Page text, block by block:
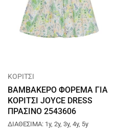
ΚΟΡΙΤΣΙ
ΒΑΜΒΑΚΕΡΟ ΦΟΡΕΜΑ ΓΙΑ
ΚΟΡΙΤΣΙ JOYCE DRESS
ΠΡΑΣΙΝΟ 2543606
ΔΙΑΘΕΣΙΜΑ: 1y, 2y, 3y, 4y, 5y